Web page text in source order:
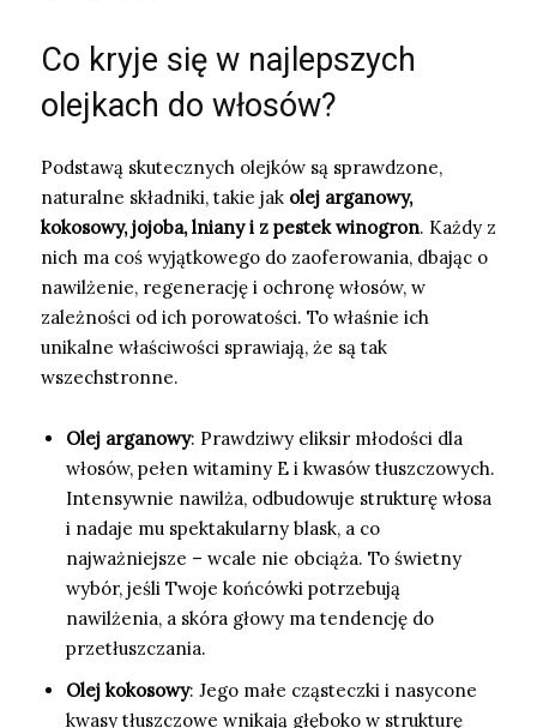
Co kryje się w najlepszych
olejkach do włosów?
Podstawą skutecznych olejków są sprawdzone,
naturalne składniki, takie jak olej arganowy,
kokosowy, jojoba, lniany i z pestek winogron. Każdy z
nich ma coś wyjątkowego do zaoferowania, dbając o
nawilżenie, regenerację i ochronę włosów, w
zależności od ich porowatości. To właśnie ich
unikalne właściwości sprawiają, że są tak
wszechstronne.
Olej arganowy: Prawdziwy eliksir młodości dla
włosów, pełen witaminy E i kwasów tłuszczowych.
Intensywnie nawilża, odbudowuje strukturę włosa
i nadaje mu spektakularny blask, a co
najważniejsze – wcale nie obciąża. To świetny
wybór, jeśli Twoje końcówki potrzebują
nawilżenia, a skóra głowy ma tendencję do
przetłuszczania.
Olej kokosowy: Jego małe cząsteczki i nasycone
kwasy tłuszczowe wnikają głęboko w strukturę